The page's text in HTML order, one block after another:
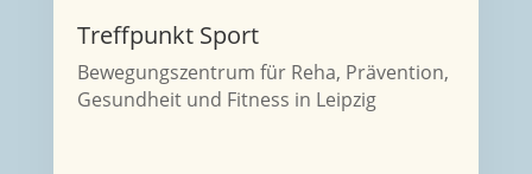
Treffpunkt Sport
Bewegungszentrum für Reha, Prävention,
Gesundheit und Fitness in Leipzig